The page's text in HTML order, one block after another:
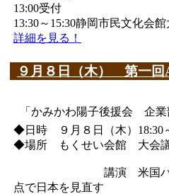
13:00受付
13:30～15:30静岡市民文化会
詳細を見る！
９月８日（木） 第一回
「かみかわ陽子後援会 企業
◆日時 ９月８日（木）18:30
◆場所 もくせい会館 大会
講演 米国ハーバ
点で日本を見直す